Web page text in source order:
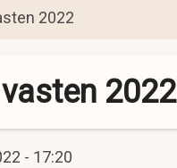
2022
2022
- 17:20